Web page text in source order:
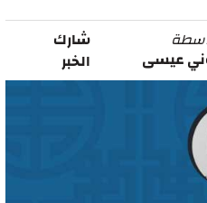
عيسى
شارك
الخبر